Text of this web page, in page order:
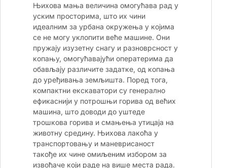
Њихова мања величина омогућава рад у
уским просторима, што их чини
идеалним за урбана окружења у којима
се не могу уклопити веће машине. Они
пружају изузетну снагу и разноврсност у
копању, омогућавајући оператерима да
обављају различите задатке, од копања
до уређивања земљишта. Поред тога,
компактни екскаватори су генерално
ефикаснији у потрошњи горива од већих
машина, што доводи до уштеде
трошкова горива и смањења утицаја на
животну средину. Њихова лакоћа у
транспортовању и маневрисаност
такође их чине омиљеним избором за
извођаче који раде на више места рада.